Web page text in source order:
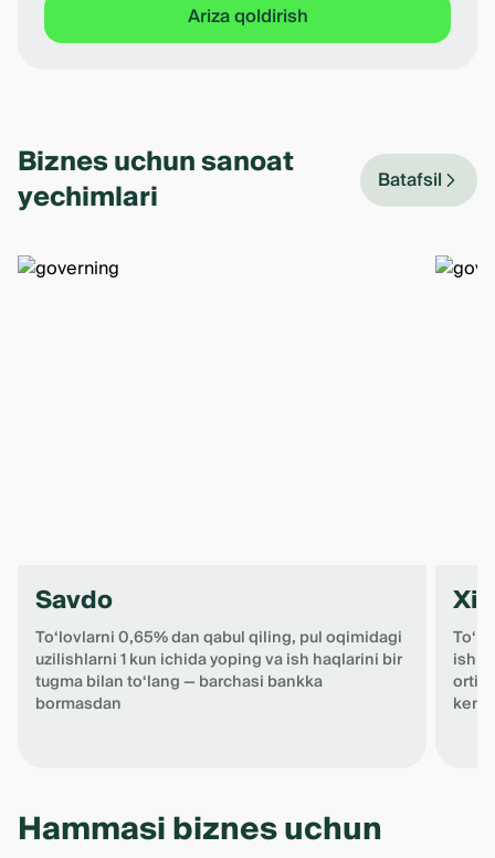
Ariza qoldirish
3
Biznes uchun sanoat
yechimlari Batafsil
Savdo
To‘lovlarni 0,65% dan qabul qiling, pul oqimidagi
uzilishlarni 1 kun ichida yoping va ish haqlarini bir
tugma bilan to‘lang — barchasi bankka
bormasdan
ish
of
Hammasi biznes uchun